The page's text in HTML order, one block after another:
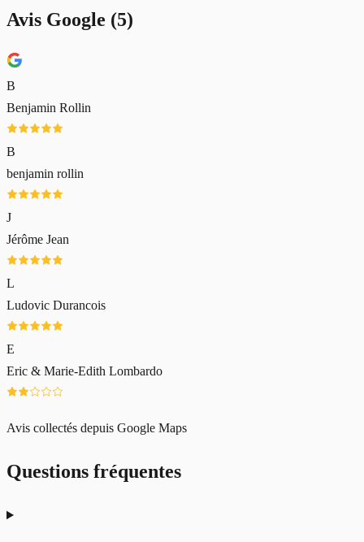
Avis Google (5)
B
Benjamin Rollin
B
benjamin rollin
J
Jérôme Jean
L
Ludovic Durancois
E
Eric & Marie-Edith Lombardo
Avis collectés depuis Google Maps
Questions fréquentes